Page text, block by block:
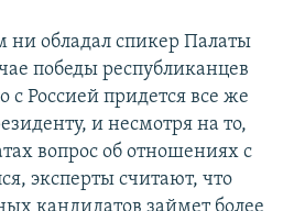
ни обладал спикер Палаты
победы республиканцев
с Россией придется все же
и несмотря на то,
вопрос об отношениях с
эксперты считают, что